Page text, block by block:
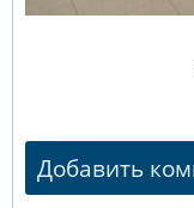
Добавить